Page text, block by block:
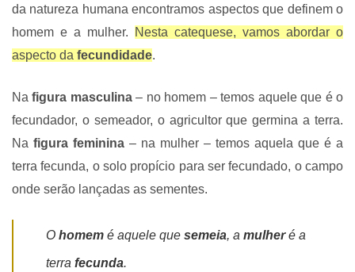
da natureza humana encontramos aspectos que definem o
homem e a mulher.
Nesta catequese, vamos abordar o
aspecto da fecundidade.
Nafigura masculina– no homem – temos aquele que é o
fecundador, o semeador, o agricultor que germina a terra.
Na figura feminina – na mulher – temos aquela que é a
terra fecunda, o solo propício para ser fecundado, o campo
onde serão lançadas as sementes.
Ohomem é aquele quesemeia, amulheré a
terrafecunda.